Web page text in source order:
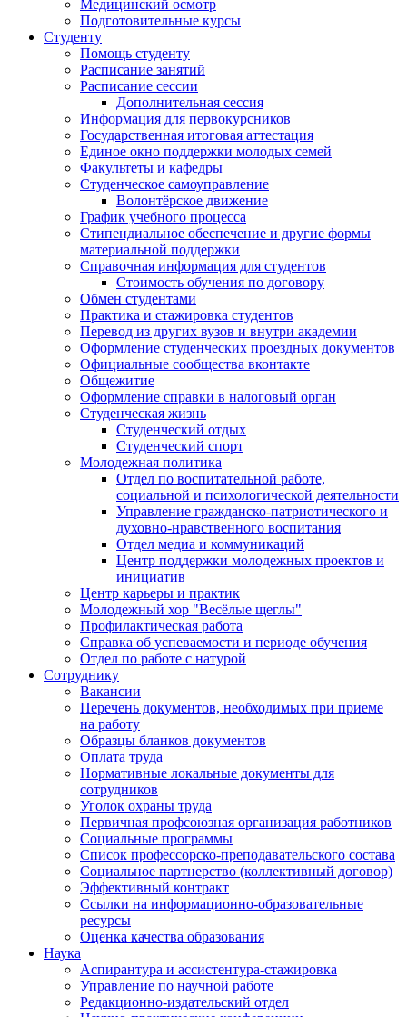
Медицинский осмотр
Подготовительные курсы
Студенту
Помощь студенту
Расписание занятий
Расписание сессии
Дополнительная сессия
Информация для первокурсников
Государственная итоговая аттестация
Единое окно поддержки молодых семей
Факультеты и кафедры
Студенческое самоуправление
Волонтёрское движение
График учебного процесса
Стипендиальное обеспечение и другие формы
материальной поддержки
Справочная информация для студентов
Cтоимость обучения по договору
Обмен студентами
Практика и стажировка студентов
Перевод из других вузов и внутри академии
Оформление студенческих проездных документов
Официальные сообщества вконтакте
Общежитие
Оформление справки в налоговый орган
Студенческая жизнь
Студенческий отдых
Студенческий спорт
Молодежная политика
Отдел по воспитательной работе,
социальной и психологической деятельности
Управление гражданско-патриотического и
духовно-нравственного воспитания
Отдел медиа и коммуникаций
Центр поддержки молодежных проектов и
инициатив
Центр карьеры и практик
Молодежный хор "Весёлые щеглы"
Профилактическая работа
Справка об успеваемости и периоде обучения
Отдел по работе с натурой
Сотруднику
Вакансии
Перечень документов, необходимых при приеме
на работу
Образцы бланков документов
Оплата труда
Нормативные локальные документы для
сотрудников
Уголок охраны труда
Первичная профсоюзная организация работников
Социальные программы
Список профессорско-преподавательского состава
Социальное партнерство (коллективный договор)
Эффективный контракт
Ссылки на информационно-образовательные
ресурсы
Оценка качества образования
Наука
Аспирантура и ассистентура-стажировка
Управление по научной работе
Редакционно-издательский отдел